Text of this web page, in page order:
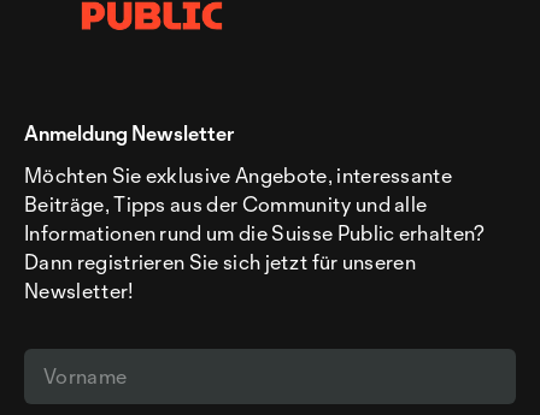
Anmeldung Newsletter
Möchten Sie exklusive Angebote, interessante
Beiträge, Tipps aus der Community und alle
Informationen rund um die Suisse Public erhalten?
Dann registrieren Sie sich jetzt für unseren
Newsletter!